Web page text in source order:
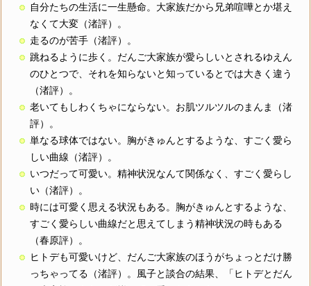
自分たちの生活に一生懸命。大家族だから兄弟喧嘩とか堪え
なくて大変（渚評）。
走るのが苦手（渚評）。
跳ねるように歩く。だんご大家族が愛らしいとされるゆえん
のひとつで、それを知らないと知っているとでは大きく違う
（渚評）。
老いてもしわくちゃにならない。お肌ツルツルのまんま（渚
評）。
単なる球体ではない。胸がきゅんとするような、すごく愛ら
しい曲線（渚評）。
いつだって可愛い。精神状況なんて関係なく、すごく愛らし
い（渚評）。
時には可愛く思える状況もある。胸がきゅんとするような、
すごく愛らしい曲線だと思えてしまう精神状況の時もある
（春原評）。
ヒトデも可愛いけど、だんご大家族のほうがちょっとだけ勝
っちゃってる（渚評）。風子と談合の結果、「ヒトデとだん